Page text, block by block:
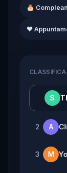
🎂
❤️
S
2 A
3 M